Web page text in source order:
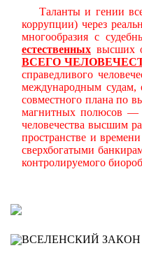
Таланты и гении
коррупции) через
многообразия с
естественных высших
ВСЕГО
справедливого
международным судам,
совместного плана по
магнитных полюсов —
человечества высшим
пространстве и
сверхбогатыми
контролируемого
ВСЕЛЕНСКИЙ ЗАКОН